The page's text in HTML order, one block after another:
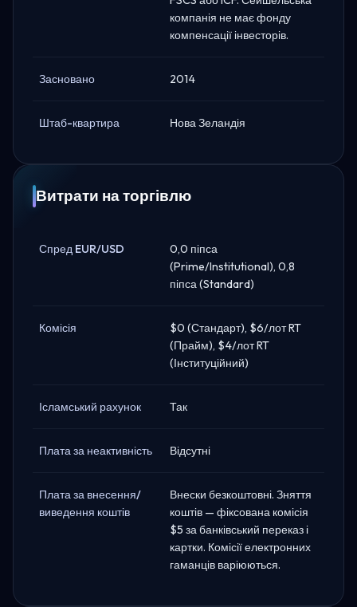
компанія не має фонду
компенсації інвесторів.
Засновано 2014
Штаб-квартира Нова Зеландія
Витрати на торгівлю
Спред EUR/USD
0,0 піпса
(Prime/Institutional), 0,8
піпса (Standard)
Комісія
$0 (Стандарт), $6/лот RT
(Прайм), $4/лот RT
(Інституційний)
Ісламський рахунок Так
Плата за неактивність Відсутні
Плата за внесення/
виведення коштів
Внески безкоштовні. Зняття
коштів — фіксована комісія
$5 за банківський переказ і
картки. Комісії електронних
гаманців варіюються.